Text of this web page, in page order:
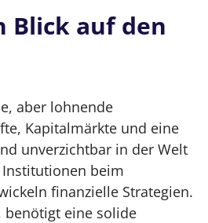
Blick auf den
aber lohnende
Kapitalmärkte und eine
unverzichtbar in der Welt
Institutionen beim
finanzielle Strategien.
benötigt eine solide